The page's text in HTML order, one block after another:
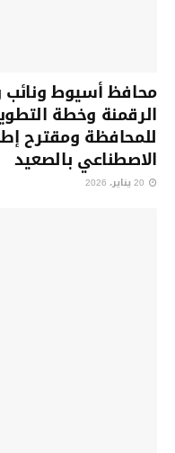
محافظ أسيوط ونائب
الرقمنة وخطة
للمحافظة ومقترح
الاصطناعي بالصعيد